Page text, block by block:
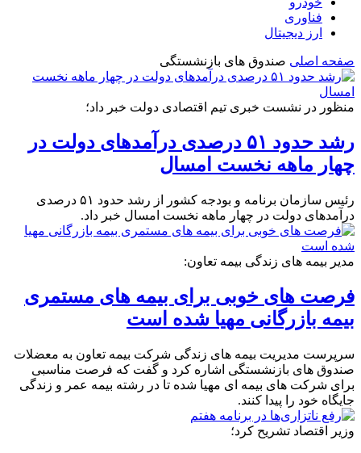
فناوری
ارز دیجیتال
صفحه اصلی صندوق های بازنشستگی
منظور در نشست خبری تیم اقتصادی دولت خبر داد؛
رشد حدود ۵۱ درصدی درآمدهای دولت در
چهار ماهه نخست امسال
رئیس سازمان برنامه و بودجه کشور از رشد حدود ۵۱ درصدی
درآمدهای دولت در چهار ماهه نخست امسال خبر داد.
مدیر بیمه های زندگی بیمه تعاون:
فرصت های خوبی برای بیمه های مستمری
بیمه بازرگانی مهیا شده است
سرپرست مدیریت بیمه های زندگی شرکت بیمه تعاون به معضلات
صندوق های بازنشستگی اشاره کرد و گفت که فرصت مناسبی
برای شرکت های بیمه ای مهیا شده تا در رشته بیمه عمر و زندگی
جایگاه خود را پیدا کنند.
وزیر اقتصاد تشریح کرد؛